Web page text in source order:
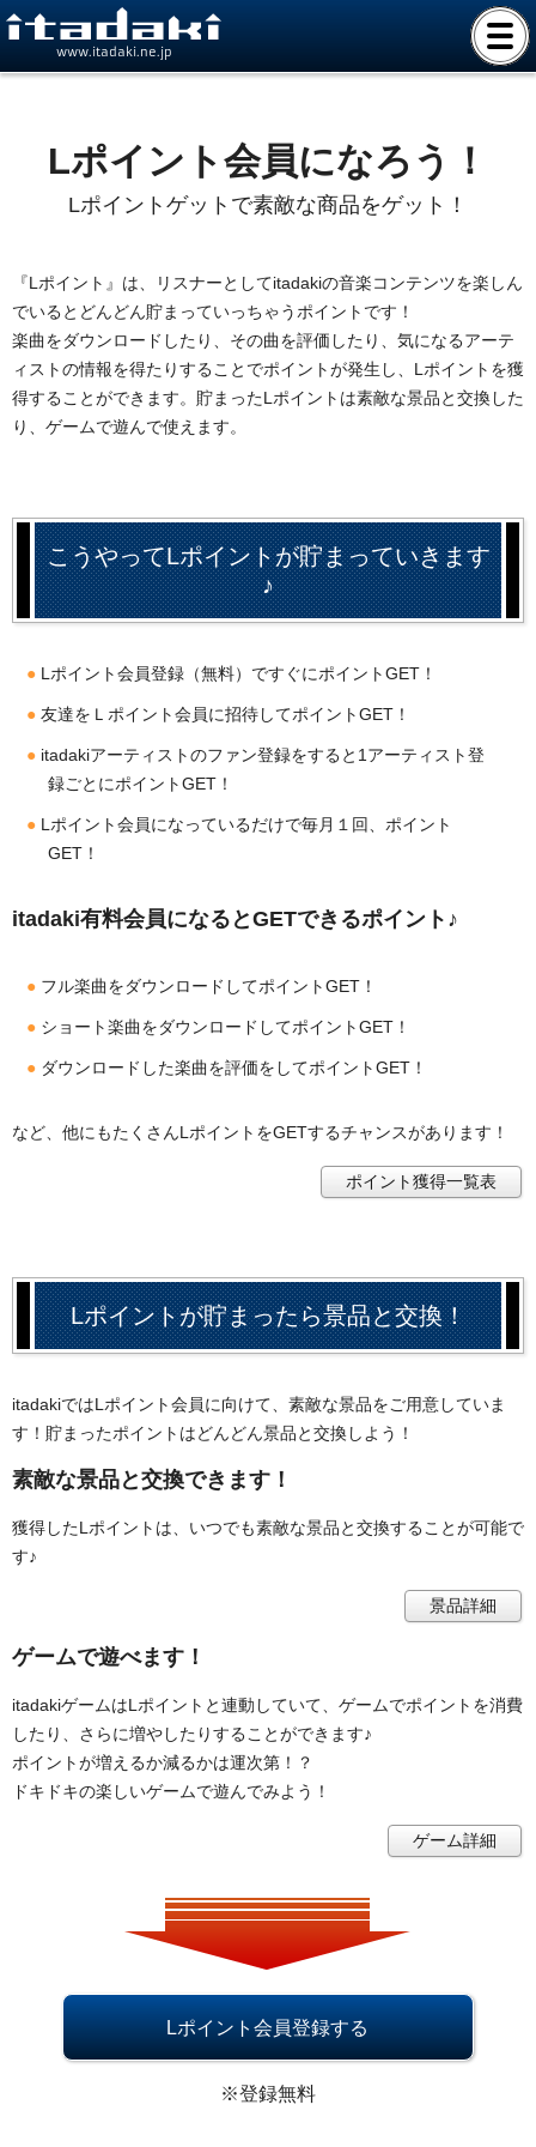
www.itadaki.ne.jp
Lポイント会員になろう！
Lポイントゲットで素敵な商品をゲット！
『Lポイント』は、リスナーとしてitadakiの音楽コンテンツを楽しん
でいるとどんどん貯まっていっちゃうポイントです！
楽曲をダウンロードしたり、その曲を評価したり、気になるアーテ
ィストの情報を得たりすることでポイントが発生し、Lポイントを獲
得することができます。貯まったLポイントは素敵な景品と交換した
り、ゲームで遊んで使えます。
こうやってLポイントが貯まっていきます
♪
Lポイント会員登録（無料）ですぐにポイントGET！
友達をＬポイント会員に招待してポイントGET！
itadakiアーティストのファン登録をすると1アーティスト登
録ごとにポイントGET！
Lポイント会員になっているだけで毎月１回、ポイント
GET！
itadaki有料会員になるとGETできるポイント♪
フル楽曲をダウンロードしてポイントGET！
ショート楽曲をダウンロードしてポイントGET！
ダウンロードした楽曲を評価をしてポイントGET！
など、他にもたくさんLポイントをGETするチャンスがあります！
ポイント獲得一覧表
Lポイントが貯まったら景品と交換！
itadakiではLポイント会員に向けて、素敵な景品をご用意していま
す！貯まったポイントはどんどん景品と交換しよう！
素敵な景品と交換できます！
獲得したLポイントは、いつでも素敵な景品と交換することが可能で
す♪
景品詳細
ゲームで遊べます！
itadakiゲームはLポイントと連動していて、ゲームでポイントを消費
したり、さらに増やしたりすることができます♪
ポイントが増えるか減るかは運次第！？
ドキドキの楽しいゲームで遊んでみよう！
ゲーム詳細
Lポイント会員登録する
※登録無料